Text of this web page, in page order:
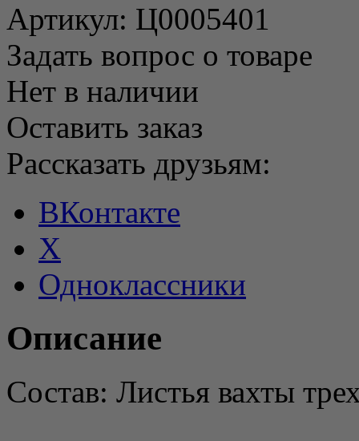
Артикул: Ц0005401
Задать вопрос о товаре
Нет в наличии
Оставить заказ
Рассказать друзьям:
ВКонтакте
X
Одноклассники
Описание
Состав: Листья вахты